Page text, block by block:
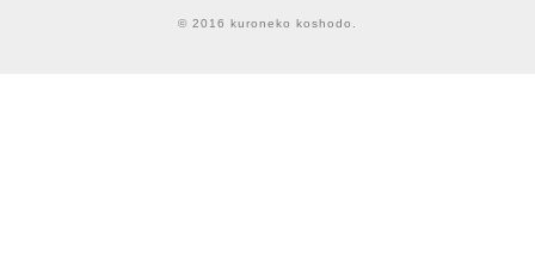
© 2016 kuroneko koshodo.